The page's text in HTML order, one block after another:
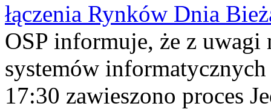
łączenia Rynków Dnia
OSP informuje, że z uwagi
systemów
17:30 zawieszono proces